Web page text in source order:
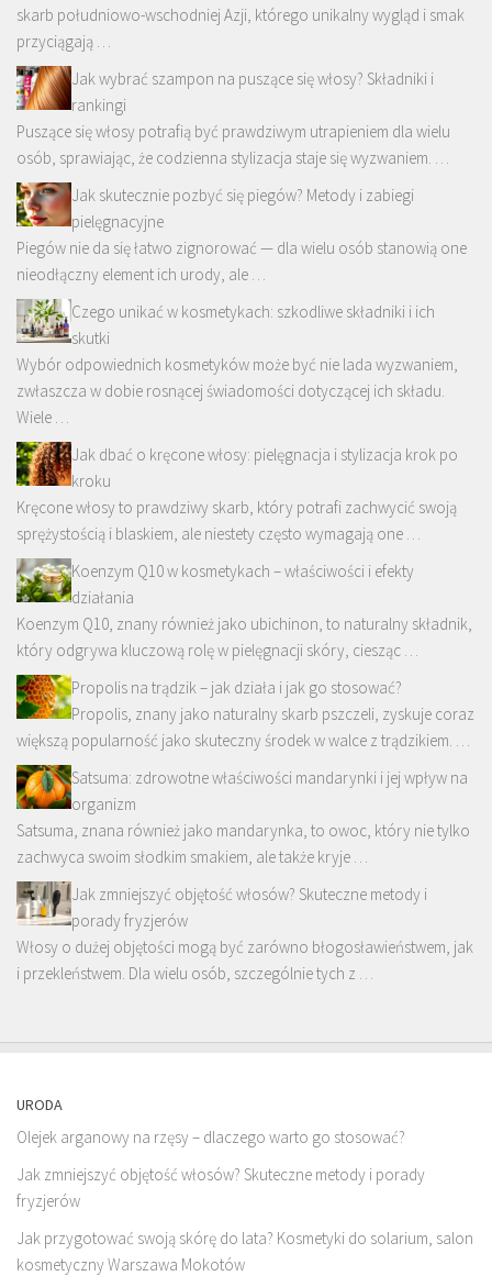
skarb południowo-wschodniej Azji, którego unikalny wygląd i smak
przyciągają …
Jak wybrać szampon na puszące się włosy? Składniki i
rankingi
Puszące się włosy potrafią być prawdziwym utrapieniem dla wielu
osób, sprawiając, że codzienna stylizacja staje się wyzwaniem. …
Jak skutecznie pozbyć się piegów? Metody i zabiegi
pielęgnacyjne
Piegów nie da się łatwo zignorować — dla wielu osób stanowią one
nieodłączny element ich urody, ale …
Czego unikać w kosmetykach: szkodliwe składniki i ich
skutki
Wybór odpowiednich kosmetyków może być nie lada wyzwaniem,
zwłaszcza w dobie rosnącej świadomości dotyczącej ich składu.
Wiele …
Jak dbać o kręcone włosy: pielęgnacja i stylizacja krok po
kroku
Kręcone włosy to prawdziwy skarb, który potrafi zachwycić swoją
sprężystością i blaskiem, ale niestety często wymagają one …
Koenzym Q10 w kosmetykach – właściwości i efekty
działania
Koenzym Q10, znany również jako ubichinon, to naturalny składnik,
który odgrywa kluczową rolę w pielęgnacji skóry, ciesząc …
Propolis na trądzik – jak działa i jak go stosować?
Propolis, znany jako naturalny skarb pszczeli, zyskuje coraz
większą popularność jako skuteczny środek w walce z trądzikiem. …
Satsuma: zdrowotne właściwości mandarynki i jej wpływ na
organizm
Satsuma, znana również jako mandarynka, to owoc, który nie tylko
zachwyca swoim słodkim smakiem, ale także kryje …
Jak zmniejszyć objętość włosów? Skuteczne metody i
porady fryzjerów
Włosy o dużej objętości mogą być zarówno błogosławieństwem, jak
i przekleństwem. Dla wielu osób, szczególnie tych z …
URODA
Olejek arganowy na rzęsy – dlaczego warto go stosować?
Jak zmniejszyć objętość włosów? Skuteczne metody i porady
fryzjerów
Jak przygotować swoją skórę do lata? Kosmetyki do solarium, salon
kosmetyczny Warszawa Mokotów